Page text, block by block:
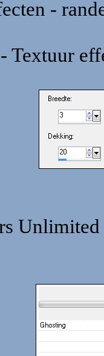
-
Textuur